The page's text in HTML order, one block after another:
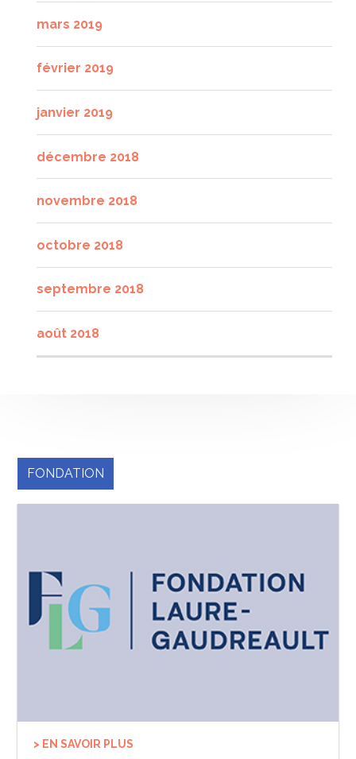
mars 2019
février 2019
janvier 2019
décembre 2018
novembre 2018
octobre 2018
septembre 2018
août 2018
FONDATION
> EN SAVOIR PLUS